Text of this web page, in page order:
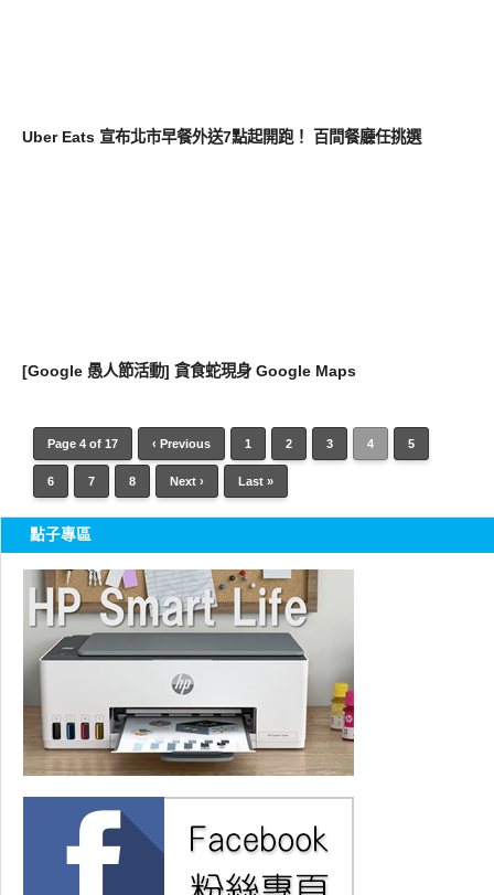
Uber Eats 宣布北市早餐外送7點起開跑！ 百間餐廳任挑選
[Google 愚人節活動] 貪食蛇現身 Google Maps
Page 4 of 17 ‹ Previous 1 2 3 4 5
6 7 8 Next › Last »
點子專區